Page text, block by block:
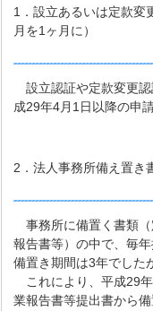
1．設立あるいは定款変
月を1ヶ月に）
設立認証や定款変更
成29年4月1日以降の申
2．法人事務所備え置き
事務所に備置く書類
報告書等）の中で、毎
備置き期間は3年でした
これにより、平成29
業報告書等提出書から